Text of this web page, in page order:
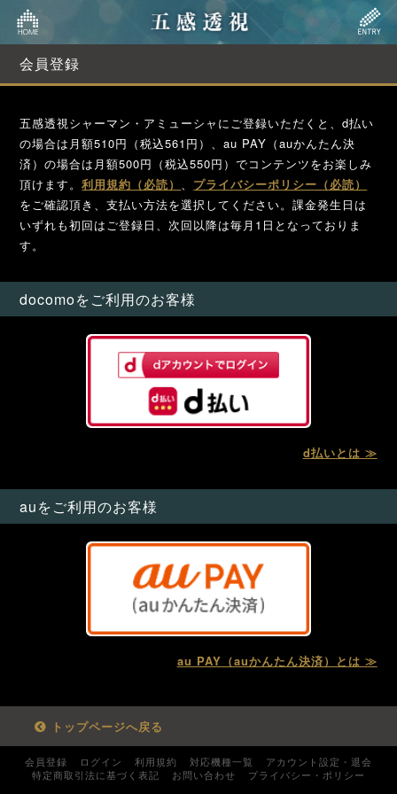
会員登録
五感透視シャーマン・アミューシャにご登録いただくと、d払い
の場合は月額510円（税込561円）、au PAY（auかんたん決
済）の場合は月額500円（税込550円）でコンテンツをお楽しみ
頂けます。利用規約（必読） 、 プライバシーポリシー（必読）
をご確認頂き、支払い方法を選択してください。課金発生日は
いずれも初回はご登録日、次回以降は毎月1日となっておりま
す。
docomoをご利用のお客様
d払いとは ≫
auをご利用のお客様
au PAY（auかんたん決済）とは ≫
トップページへ戻る
会員登録 ログイン 利用規約 対応機種一覧
アカウント設定・退会
特定商取引法に基づく表記
お問い合わせ プライバシー・ポリシー